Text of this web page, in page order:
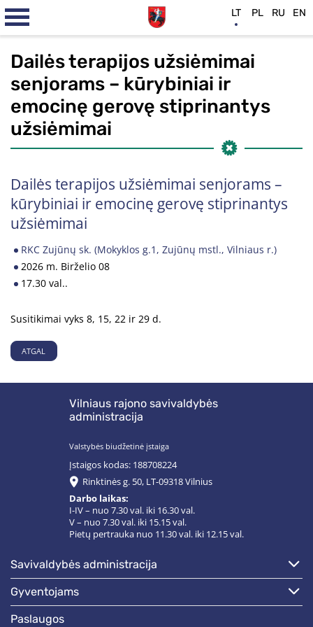
Dailės terapijos užsiėmimai
senjorams – kūrybiniai ir
emocinę gerovę stiprinantys
užsiėmimai
Dailės terapijos užsiėmimai senjorams –
kūrybiniai ir emocinę gerovę stiprinantys
užsiėmimai
RKC Zujūnų sk. (Mokyklos g.1, Zujūnų mstl., Vilniaus r.)
2026 m. Birželio 08
17.30 val..
Susitikimai vyks 8, 15, 22 ir 29 d.
ATGAL
Vilniaus rajono savivaldybės
administracija
Valstybės biudžetinė įstaiga
Įstaigos kodas: 188708224
Rinktinės g. 50, LT-09318 Vilnius
Darbo laikas:
I-IV – nuo 7.30 val. iki 16.30 val.
V – nuo 7.30 val. iki 15.15 val.
Pietų pertrauka nuo 11.30 val. iki 12.15 val.
savivaldybės administracija
gyventojams
paslaugos
LT PL RU EN